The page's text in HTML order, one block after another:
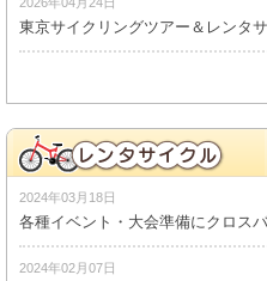
東京サイクリングツアー＆レンタ
2024年03月18日
各種イベント・大会準備にクロス
2024年02月07日